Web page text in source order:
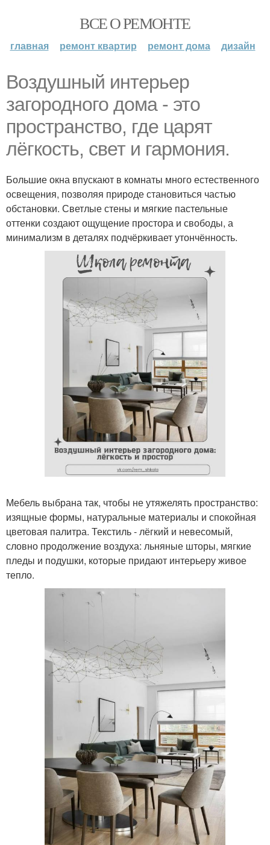
ВСЕ О РЕМОНТЕ
главная ремонт квартир ремонт дома дизайн
Воздушный интерьер
загородного дома - это
пространство, где царят
лёгкость, свет и гармония.
Большие окна впускают в комнаты много естественного
освещения, позволяя природе становиться частью
обстановки. Светлые стены и мягкие пастельные
оттенки создают ощущение простора и свободы, а
минимализм в деталях подчёркивает утончённость.
Мебель выбрана так, чтобы не утяжелять пространство:
изящные формы, натуральные материалы и спокойная
цветовая палитра. Текстиль - лёгкий и невесомый,
словно продолжение воздуха: льняные шторы, мягкие
пледы и подушки, которые придают интерьеру живое
тепло.